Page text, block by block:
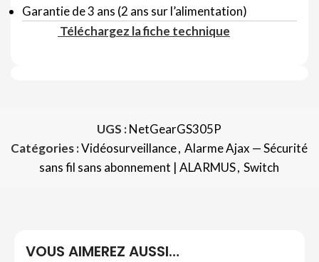
Garantie de 3 ans (2 ans sur l’alimentation)
Téléchargez la fiche technique
UGS :NetGearGS305P
Catégories :Vidéosurveillance, Alarme Ajax — Sécurité
sans fil sans abonnement | ALARMUS, Switch
VOUS AIMEREZ AUSSI…